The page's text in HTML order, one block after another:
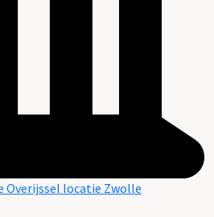
Overijssel locatie Zwolle